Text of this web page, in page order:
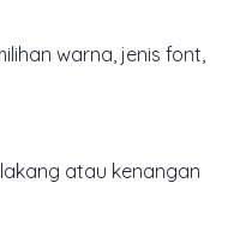
warna, jenis font,
atau kenangan